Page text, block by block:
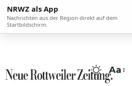
NRWZ als App
Nachrichten aus der Region direkt auf dem
Startbildschirm.
Aa